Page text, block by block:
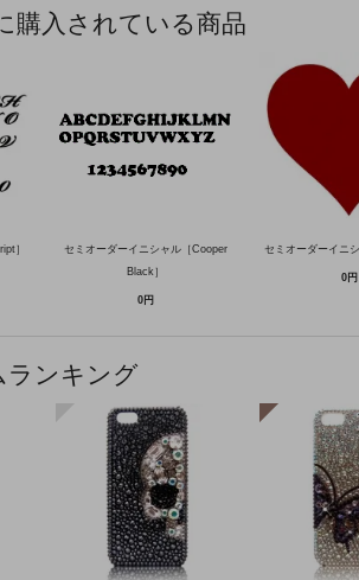
購入されている商品
］
セミオーダーイニシャル［Cooper
Black］
0円
セミオーダーイニ
0円
ランキング